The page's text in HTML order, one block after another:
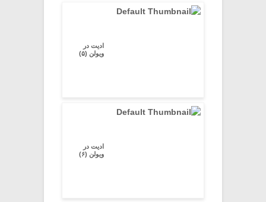
ادیت در
ویولن (۵)
ادیت در
ویولن (۶)